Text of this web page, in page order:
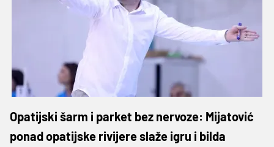
Opatijski šarm i parket bez nervoze: Mijatović
ponad opatijske rivijere slaže igru i bilda